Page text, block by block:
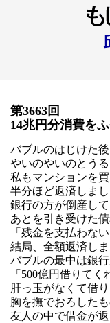
第3663回
14兆円分消費を
バブルのはじけた
やいのやいのとう
私もマンションを
半分ほど返済しまし
銀行の方が倒産して
あとを引き受けた
「残金を支払わな
結局、全額返済しま
バブルの最中は銀
「500億円借りて
肝っ玉がなくて借
胸を撫でおろしたも
友人の中で借金が